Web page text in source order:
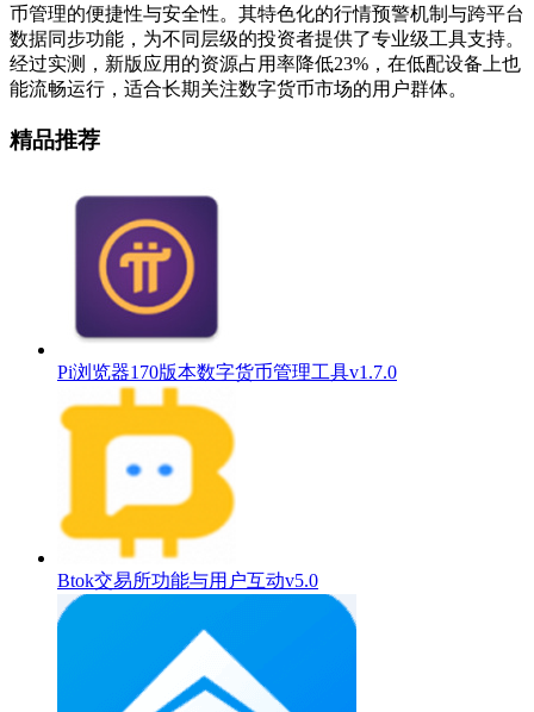
币管理的便捷性与安全性。其特色化的行情预警机制与跨平台
数据同步功能，为不同层级的投资者提供了专业级工具支持。
经过实测，新版应用的资源占用率降低23%，在低配设备上也
能流畅运行，适合长期关注数字货币市场的用户群体。
精品推荐
Pi浏览器170版本数字货币管理工具v1.7.0
Btok交易所功能与用户互动v5.0